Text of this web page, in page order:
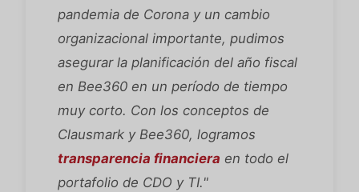
pandemia de Corona y un cambio
organizacional importante, pudimos
asegurar la planificación del año fiscal
en Bee360 en un período de tiempo
muy corto. Con los conceptos de
Clausmark y Bee360, logramos
transparencia financiera en todo el
portafolio de CDO y TI."